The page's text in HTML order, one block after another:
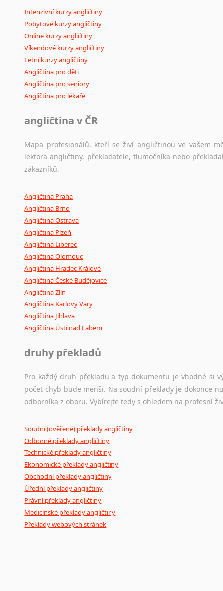
Intenzivní kurzy angličtiny
Pobytové kurzy angličtiny
Online kurzy angličtiny
Víkendové kurzy angličtiny
Letní kurzy angličtiny
Angličtina pro děti
Angličtina pro seniory
Angličtina pro lékaře
angličtina v ČR
Mapa profesionálů, kteří se živí angličtinou ve vašem
lektora angličtiny, překladatele, tlumočníka nebo
zákazníků.
Angličtina Praha
Angličtina Brno
Angličtina Ostrava
Angličtina Plzeň
Angličtina Liberec
Angličtina Olomouc
Angličtina Hradec Králové
Angličtina České Budějovice
Angličtina Zlín
Angličtina Karlovy Vary
Angličtina Jihlava
Angličtina Ústí nad Labem
druhy překladů
Pro každý druh překladu a typ dokumentu je vhodné si
počet chyb bude menší. Na soudní překlady je dokonce
odborníka z oboru. Vybírejte tedy s ohledem na profesní
Soudní (ověřené) překlady angličtiny
Odborné překlady angličtiny
Technické překlady angličtiny
Ekonomické překlady angličtiny
Obchodní překlady angličtiny
Úřední překlady angličtiny
Právní překlady angličtiny
Medicínské překlady angličtiny
Překlady webových stránek